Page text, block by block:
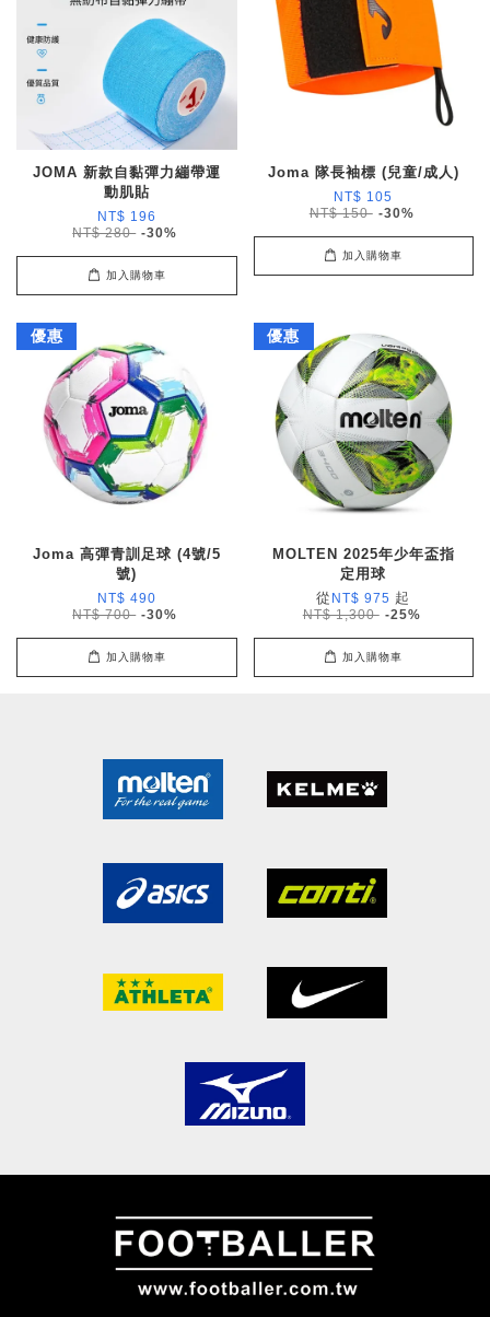
JOMA 新款自黏彈力繃帶運
動肌貼
NT$ 196
NT$ 280 -30%
加入購物車
Joma 隊長袖標 (兒童/成人)
NT$ 105
NT$ 150 -30%
加入購物車
優惠
Joma 高彈青訓足球 (4號/5
號)
NT$ 490
NT$ 700 -30%
加入購物車
優惠
MOLTEN 2025年少年盃指
定用球
從 NT$ 975 起
NT$ 1,300 -25%
加入購物車